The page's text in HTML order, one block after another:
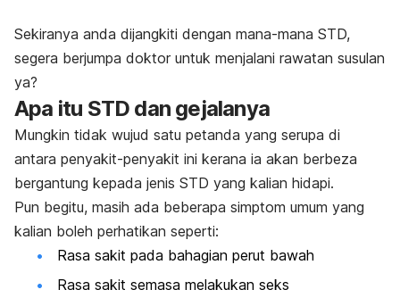
Sekiranya anda dijangkiti dengan mana-mana STD,
segera berjumpa doktor untuk menjalani rawatan susulan
ya?
Apa itu STD dan gejalanya
Mungkin tidak wujud satu petanda yang serupa di
antara penyakit-penyakit ini kerana ia akan berbeza
bergantung kepada jenis STD yang kalian hidapi.
Pun begitu, masih ada beberapa simptom umum yang
kalian boleh perhatikan seperti:
Rasa sakit pada bahagian perut bawah
Rasa sakit semasa melakukan seks